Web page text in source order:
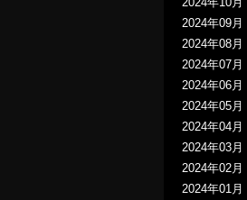
2024年09月
2024年08月
2024年07月
2024年06月
2024年05月
2024年04月
2024年03月
2024年02月
2024年01月